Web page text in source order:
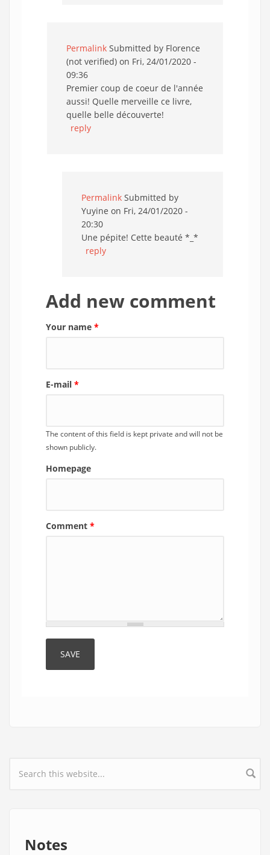
Permalink Submitted by Florence
(not verified) on Fri, 24/01/2020 -
09:36
Premier coup de coeur de l'année
aussi! Quelle merveille ce livre,
quelle belle découverte!
reply
Permalink Submitted by
Yuyine on Fri, 24/01/2020 -
20:30
Une pépite! Cette beauté *_*
reply
Add new comment
Your name *
E-mail *
The content of this field is kept private and will not be
shown publicly.
Homepage
Comment *
Search form
Notes